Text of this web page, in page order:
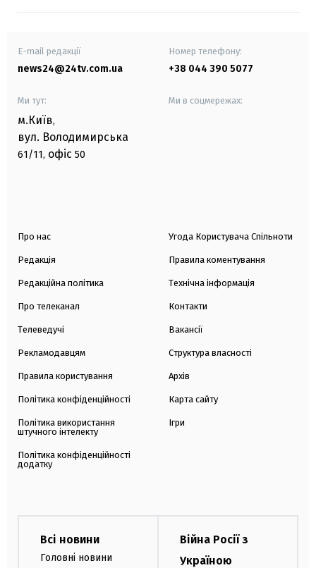
E-mail редакції
news24@24tv.com.ua
Номер телефону:
+38 044 390 5077
Ми тут:
м.Київ,
вул. Володимирська
61/11, офіс 50
Ми в соцмережах:
Про нас
Редакція
Редакційна політика
Про телеканал
Телеведучі
Рекламодавцям
Правила користування
Політика конфіденційності
Політика використання
штучного інтелекту
Політика конфіденційності
додатку
Угода Користувача Спільноти
Правила коментування
Технічна інформація
Контакти
Вакансії
Структура власності
Архів
Карта сайту
Ігри
Всі новини
Головні новини
Війна Росії з
Україною